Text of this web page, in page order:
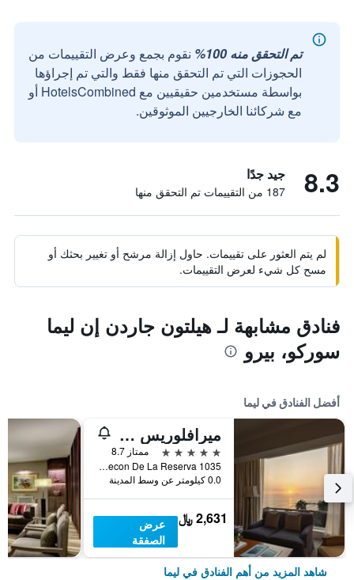
تم التحقق منه 100%
نقوم بجمع وعرض التقييمات من
الحجوزات التي تم التحقق منها فقط والتي تم إجراؤها
بواسطة مستخدمين حقيقيين مع HotelsCombined أو
مع شركائنا الخارجيين الموثوقين.
8.3 جيد جدًا
187 من التقييمات تم التحقق منها
لم يتم العثور على تقييمات. حاول إزالة مرشح أو تغيير بحثك أو
مسح كل شيء لعرض التقييمات.
فنادق مشابهة لـ هيلتون جاردن إن ليما
سوركو، بيرو
أفضل الفنادق في ليما
ميرافلوريس بارك، إيه بلموند هوتل، ليما
5 نجوم
ممتاز 8.7
Avenida Malecon De La Reserva 1035, ليما, بيرو
0.0 كيلومتر عن وسط المدينة
2,631 ﷼
عرض
الصفقة
شاهد المزيد من أهم الفنادق في ليما